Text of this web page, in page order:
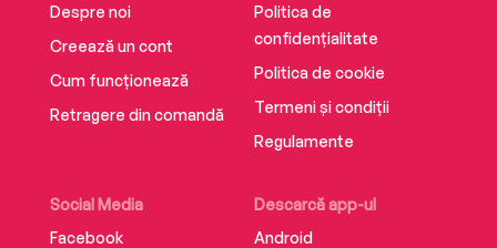
Despre noi
Creează un cont
Cum funcționează
Retragere din comandă
Social Media
Facebook
Descarcă app-ul
Android
Politica de
confidențialitate
Politica de cookie
Termeni și condiții
Regulamente